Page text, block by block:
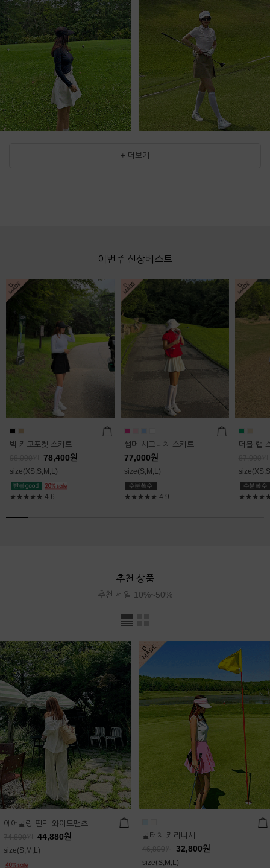
+ 더보기
이번주 신상베스트
빅 카고포켓 스커트
78,400원
size(XS,S,M,L)
★★★★★ 4.6
썸머 시그니처 스커트
77,000원
size(S,M,L)
★★★★★ 4.9
더블 랩
추천 상품
추천 세일 10%~50%
에어쿨링 핀턱 와이드팬츠
74,800 44,880원
size(S,M,L)
쿨터치 카라나시
46,800 32,800원
size(S,M,L)